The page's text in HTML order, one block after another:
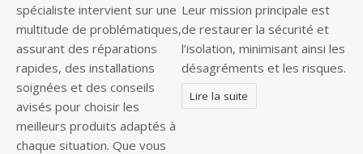
spécialiste intervient sur une
multitude de problématiques,
assurant des réparations
rapides, des installations
soignées et des conseils
avisés pour choisir les
meilleurs produits adaptés à
chaque situation. Que vous
Leur mission principale est
de restaurer la sécurité et
l’isolation, minimisant ainsi les
désagréments et les risques.
Lire la suite